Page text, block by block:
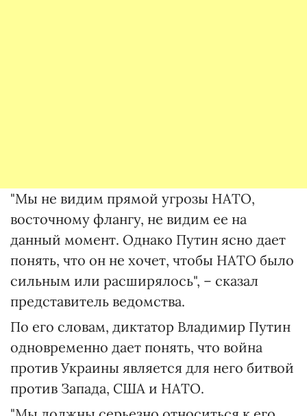
"Мы не видим прямой угрозы НАТО,
восточному флангу, не видим ее на
данный момент. Однако Путин ясно дает
понять, что он не хочет, чтобы НАТО было
сильным или расширялось", – сказал
представитель ведомства.
По его словам, диктатор Владимир Путин
одновременно дает понять, что война
против Украины является для него битвой
против Запада, США и НАТО.